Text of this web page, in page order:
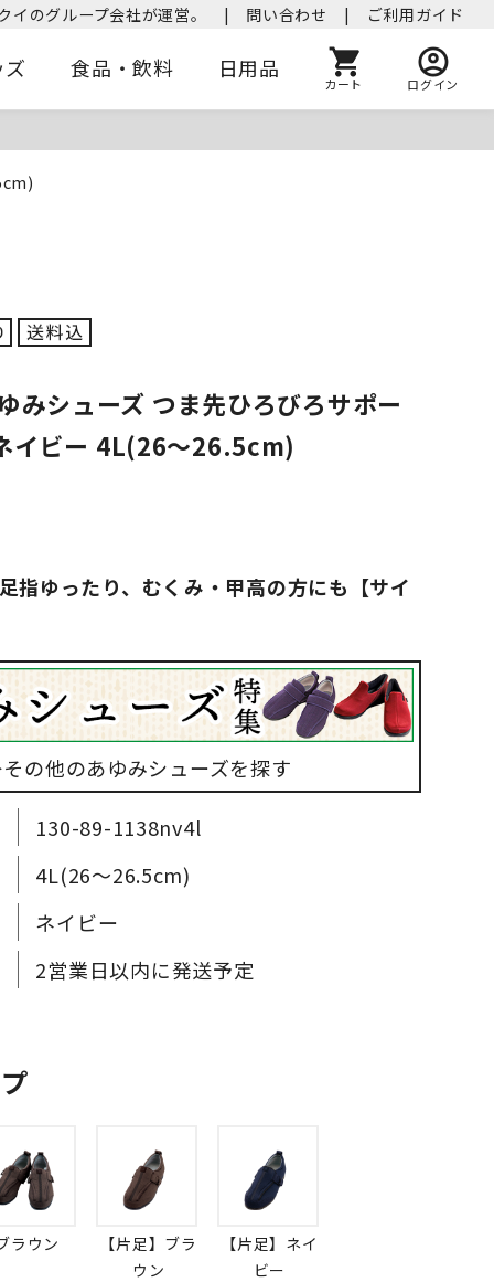
のグループ会社が運営。 | 問い合わせ | ご利用ガイド
食品・飲料 日用品
カート ログイン
指ゆったり、むくみ・甲高の方にも【サイ
みシューズ つま先ひろびろサポー
イビー 4L(26～26.5cm)
130-89-1138nv4l
4L(26～26.5cm)
ネイビー
2営業日以内に発送予定
ラウン
【片足】ブラ
ウン
【片足】ネイ
ビー
の他のあゆみシューズを探す